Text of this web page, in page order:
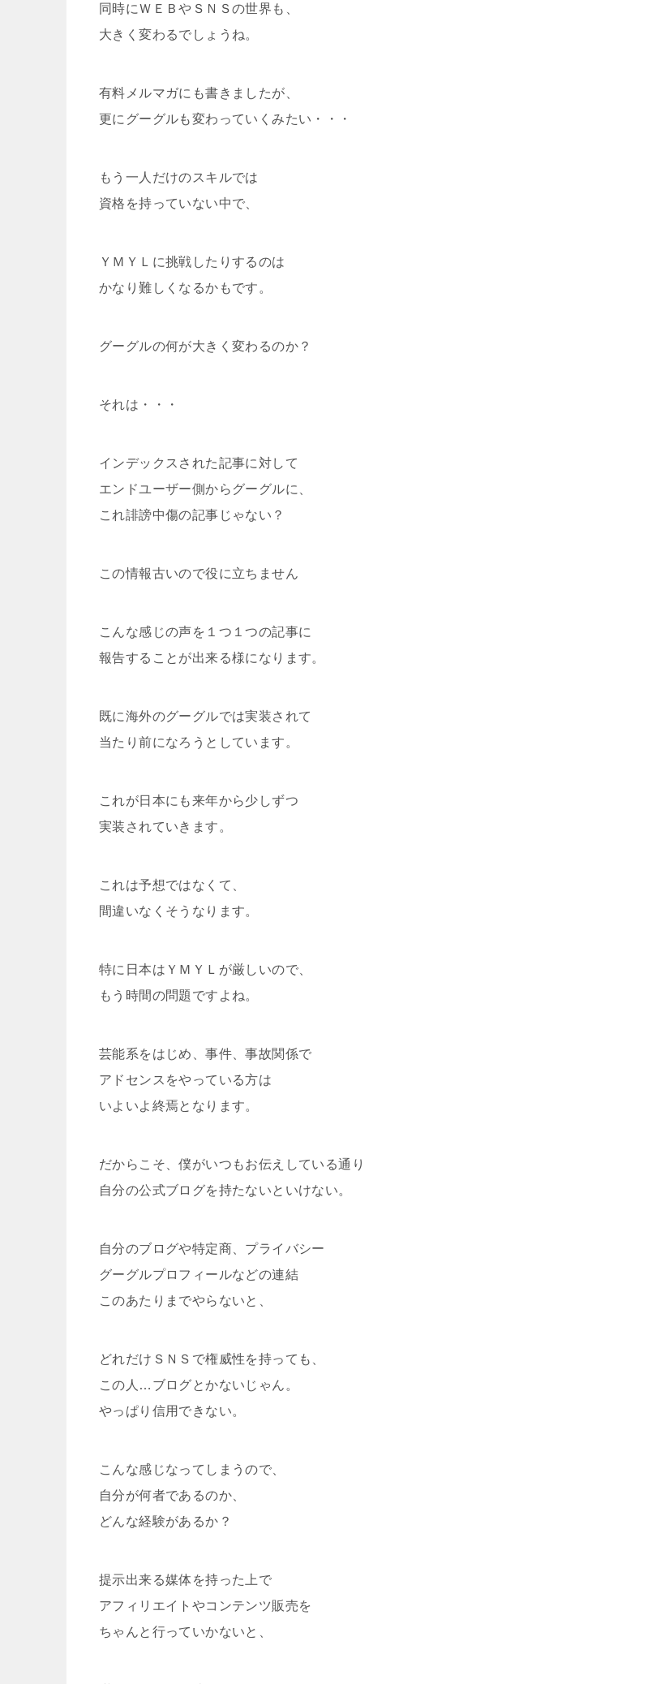
同時にＷＥＢやＳＮＳの世界も、
大きく変わるでしょうね。
有料メルマガにも書きましたが、
更にグーグルも変わっていくみたい・・・
もう一人だけのスキルでは
資格を持っていない中で、
ＹＭＹＬに挑戦したりするのは
かなり難しくなるかもです。
グーグルの何が大きく変わるのか？
それは・・・
インデックスされた記事に対して
エンドユーザー側からグーグルに、
これ誹謗中傷の記事じゃない？
この情報古いので役に立ちません
こんな感じの声を１つ１つの記事に
報告することが出来る様になります。
既に海外のグーグルでは実装されて
当たり前になろうとしています。
これが日本にも来年から少しずつ
実装されていきます。
これは予想ではなくて、
間違いなくそうなります。
特に日本はＹＭＹＬが厳しいので、
もう時間の問題ですよね。
芸能系をはじめ、事件、事故関係で
アドセンスをやっている方は
いよいよ終焉となります。
だからこそ、僕がいつもお伝えしている通り
自分の公式ブログを持たないといけない。
自分のブログや特定商、プライバシー
グーグルプロフィールなどの連結
このあたりまでやらないと、
どれだけＳＮＳで権威性を持っても、
この人…ブログとかないじゃん。
やっぱり信用できない。
こんな感じなってしまうので、
自分が何者であるのか、
どんな経験があるか？
提示出来る媒体を持った上で
アフィリエイトやコンテンツ販売を
ちゃんと行っていかないと、